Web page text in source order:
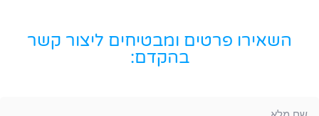
השאירו פרטים ומבטיחים ליצור קשר
בהקדם: